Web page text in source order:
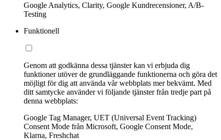
Google Analytics, Clarity, Google Kundrecensioner, A/B-
Testing
Funktionell
Genom att godkänna dessa tjänster kan vi erbjuda dig
funktioner utöver de grundläggande funktionerna och göra det
möjligt för dig att använda vår webbplats mer bekvämt. Med
ditt samtycke använder vi följande tjänster från tredje part på
denna webbplats:
Google Tag Manager, UET (Universal Event Tracking)
Consent Mode från Microsoft, Google Consent Mode,
Klarna, Freshchat